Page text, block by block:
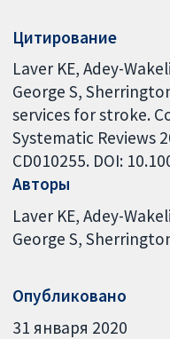
Цитирование
Laver KE, Adey-
George S,
services for stroke.
Systematic Reviews
CD010255. DOI:
Авторы
Laver KE Adey-
George S
Опубликовано
31 января 2020